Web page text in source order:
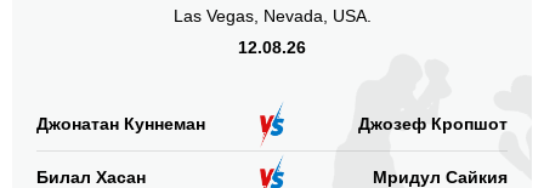
Las Vegas, Nevada, USA.
12.08.26
Джонатан Куннеман Джозеф Кропшот
Билал Хасан Мридул Сайкия